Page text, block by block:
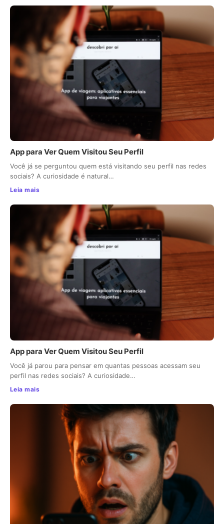
App para Ver Quem Visitou Seu Perfil
Você já se perguntou quem está visitando seu perfil nas redes
sociais? A curiosidade é natural…
Leia mais
App para Ver Quem Visitou Seu Perfil
Você já parou para pensar em quantas pessoas acessam seu
perfil nas redes sociais? A curiosidade…
Leia mais